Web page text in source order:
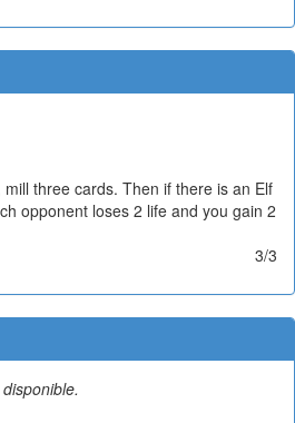
three cards. Then if there is an Elf
opponent loses 2 life and you gain 2
3/3